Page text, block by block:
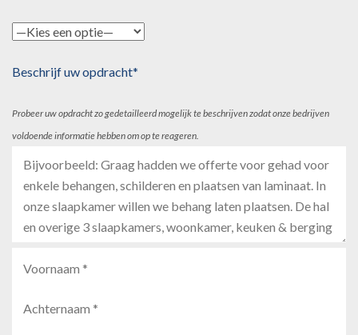
Beschrijf uw opdracht*
Probeer uw opdracht zo gedetailleerd mogelijk te beschrijven zodat onze bedrijven
voldoende informatie hebben om op te reageren.